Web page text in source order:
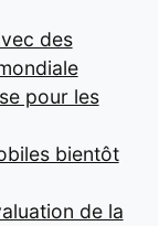
des
pour les
bientôt
de la